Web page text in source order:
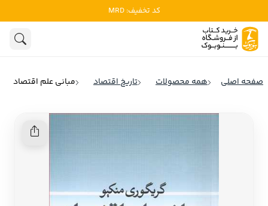
کد تخفیف: MRD
ادبیات
کودک و نوجوان
ادبیات انگلیس
ادبیات آمریکای لاتین
صفحه اصلی همه محصولات تاریخ اقتصاد مبانی علم اقتصاد